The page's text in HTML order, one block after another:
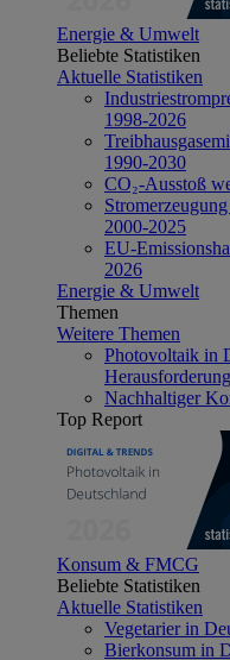
Energie & Umwelt
Beliebte Statistiken
Aktuelle Statistiken
1998-2026
1990-2030
CO₂-Ausstoß
2000-2025
EU-
2026
Energie & Umwelt
Themen
Weitere Themen
Photovoltaik in
Herausforderung
Nachhaltiger
Top Report
Konsum & FMCG
Beliebte Statistiken
Aktuelle Statistiken
Vegetarier in
Bierkonsum in